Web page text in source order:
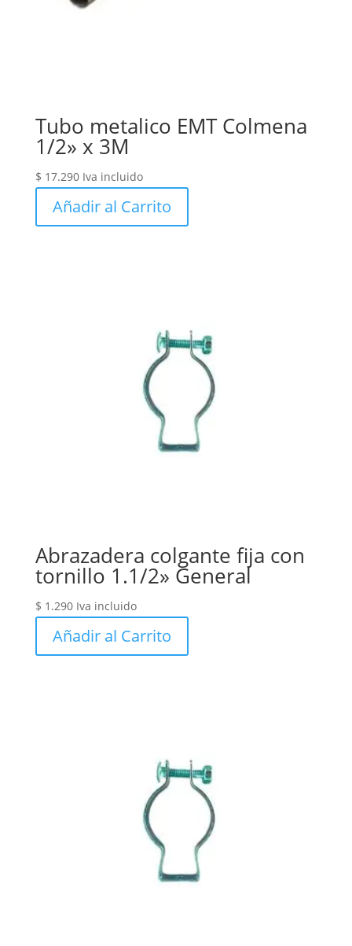
Tubo metalico EMT Colmena
1/2» x 3M
$ 17.290 Iva incluido
Añadir al Carrito
Abrazadera colgante fija con
tornillo 1.1/2» General
$ 1.290 Iva incluido
Añadir al Carrito